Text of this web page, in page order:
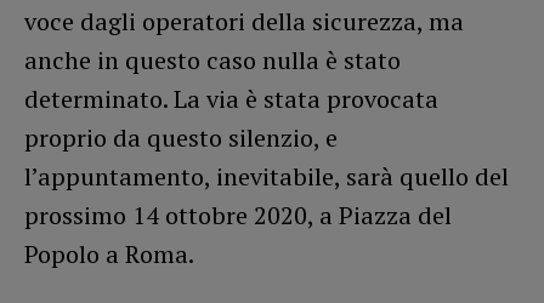
voce dagli operatori della sicurezza, ma
anche in questo caso nulla è stato
determinato. La via è stata provocata
proprio da questo silenzio, e
l’appuntamento, inevitabile, sarà quello del
prossimo 14 ottobre 2020, a Piazza del
Popolo a Roma.